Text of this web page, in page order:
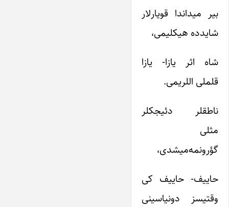
بیر میداندا قویارلار
شایدده هیکلیمی،
شاه اثر یازا- یازا
قلملی اللریمی.
ناطقلر دئیجکلر
مثلی
گؤرونمه‌میشدی،
حاییف- حاییف کی
وقتیسز دونیاسینی